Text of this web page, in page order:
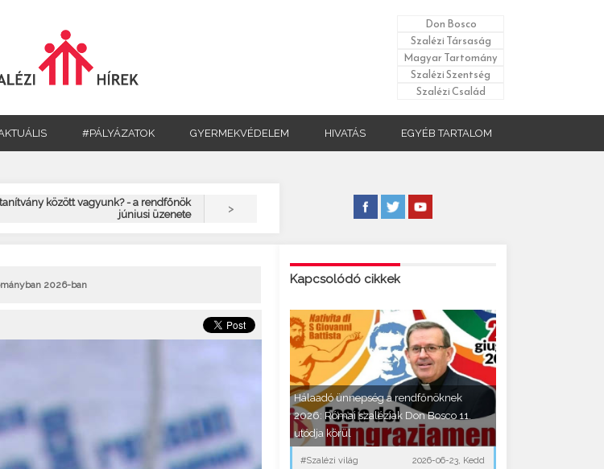
Don Bosco
Szalézi Társaság
Magyar Tartomány
Szalézi Szentség
Szalézi Család
#PÁLYÁZATOK GYERMEKVÉDELEM HIVATÁS EGYÉB TARTALOM
tanítvány között vagyunk? - a rendfőnök
júniusi üzenete
>
2026-ban Kapcsolódó cikkek
Hálaadó ünnepség a rendfőnöknek
2026: Római szaléziak Don Bosco 11.
utódja körül
#Szalézi világ 2026-06-23, Kedd